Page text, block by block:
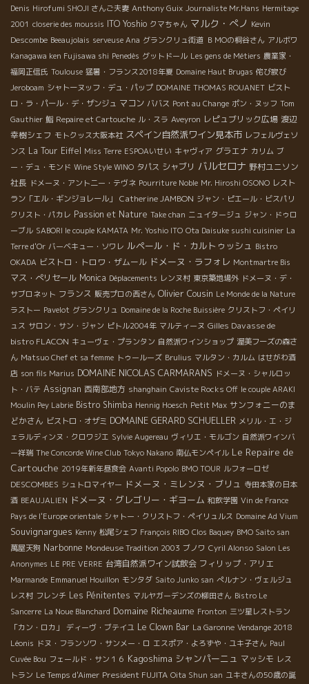
Denis Hirofumi SHOJI さんご夫妻 Anthony Guix Journaliste Mr.Hans Hermitage
2001 closerie des moussis ITO Yoshio クマちゃん マルク・ぺノ Kevin
Descombe Beeaujolais serveuse Ana グランクリュ街道 ＢＭОの桐谷さん アルボワ
Kanagawa ken Fujisawa shi Penedès グットドール Les gens de Métiers 農業家・
福岡正信氏 Toulouse 猛暑・フランス2018年夏 Domaine Haut Brugas 侘び寂び
Jeroboam シャトーヌッフ・デュ・パップ DOMAINE THOMAS ROUANET ビスト
ロ・ラ・パール・デ・ザンジュ マコン ババス Pont au Change ポン・ヌッフ Tom
Gauthier 鮨 Repaire et Cartouche ル・スラ Aveyron レピュブリック広場 渡辺
幸樹シェフ モトクッス大阪本社 スペイン自然派ワイン見本市 レフェルヴェソ
ンス La Tour Eiffel Miss Terre ESPOAいせい キャヴィア グラエナ カリム ブ
ー・デュ・モンド Wine Style WINO タパス シャブリ バルセロナ 野村ユニソン
社長 ドメーヌ・アント二ー・テヴネ Pourriture Noble Mr. Hiroshi OSONO レスト
ラン「エル・ギンジョレール」
Catherine JAMBON ジャン・ピエール・ビスパリ
クリスト・パカレ Passion et Nature Take chan ニュイタージュ ジャン・ドゥロ
ーブル SABORI le couple KAMATA Mr. Yoshio ITO Ota Daisuke sushi cuisinier La
Terre d'Or バーベキュー・ソワレ ルペール・ド・カルトゥッシュ Bistro
OKADA ビストロ・トロワ・ザムール ドメーヌ・ラフォレ Montmartre Bis
マス・ぺリセール Monica Déplacements レンヌ村 東京築地場外 ドメーヌ・デ・
サブロネット フランス 販売プロの西さん Olivier Cousin Le Monde de la Nature
ラストー Pavelot グランクリュ Domaine de la Roche Buissière クリストフ・ペイリ
ュス サロン・サン・ジャン ピトル2004年 マルティーヌ Gilles Davasse de
bistro FLACON キューヴェ・プランタン 自然派ワインショップ 渥美フーズの森さ
ん Matsuo Chef et sa femme トゥールーズ Brulius マルタン・カルム はせがわ酒
店 son fils Marius DOMAINE NICOLAS CARMARANS ドメーヌ・シャルロッ
ト・バテ Assignan 西南部地方 shanghain Caviste Rocks Off le couple ARAKI
Moulin Pey Labrie Bistro Shimba Hennig Hoesch Petit Max サンフォニーのま
どかさん ビストロ・オザミ DOMAINE GERARD SCHUELLER メリル・エ・ジ
ェラルディンヌ・クロワジエ Sylvie Augereau ヴィリエ・モルゴン 自然派ワインバ
ー祥瑞 The Concorde Wine Club Tokyo Nakano 南仏モンペイル Le Repaire de
Cartouche 2019年新年昼食会 Avanti Popolo BMO TOUR ルフォーロゼ
DESCOMBES シュトロマイヤー ドメーヌ・ミレンヌ・ブリュ 寺田本家の日本
酒 BEAUJALIEN ドメーヌ・グレゴリー・ギヨーム 和飲学園 Vin de France
Pays de l'Europe orientale シャトー・クリストフ・ペイリュルス Domaine Ad Vium
Souvignargues Kenny 松尾シェフ François RIBO Clos Baquey BMO Saito san
萬屋天狗 Narbonne Mondeuse Tradition 2003 ブノワ Cyril Alonso Salon Les
Anonymes LE PRE VERRE 台湾自然派ワイン試飲会 フィリップ・アリエ
Marmande Emmanuel Houillon モンタダ Saito Junko san ぺルナン・ヴェルジュ
レス村 フレンチ Les Pénitentes マルヤガーデンズの柳田さん Bistro Le
Sancerre La Noue Blanchard Domaine Richeaume Fronton 三ツ星レストラン
「カン・ロカ」
ディーヴ・ブテイユ Le Clown Bar La Garonne Vendange 2018
Léonis ドヌ・フランソワ・サンメー・ロ エスポア・よろずや・ユキ子さん Paul
Cuvée Bou フェールド・サン１６ Kagoshima シャンパーニュ マッシモ レス
トラン Le Temps d'Aimer President FUJITA Oita Shun san ユキさんの50歳の誕